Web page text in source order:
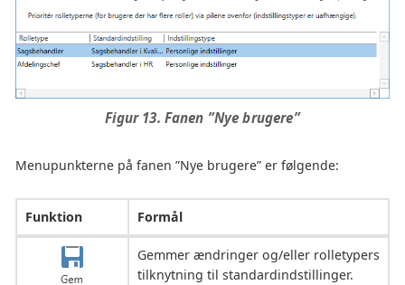
Figur 13. Fanen ”Nye brugere”
Menupunkterne på fanen ”Nye brugere” er følgende:
Funktion Formål
Gemmer ændringer og/eller rolletypers
tilknytning til standardindstillinger.